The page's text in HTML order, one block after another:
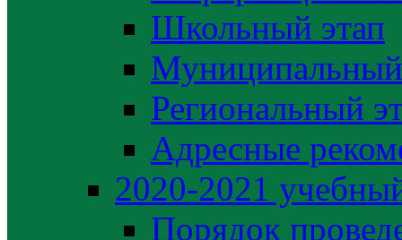
Школьный этап
Муниципальный
Региональный
Адресные
2020-2021
Порядок